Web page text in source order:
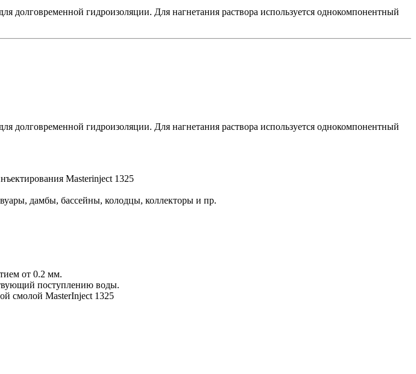
долговременной гидроизоляции. Для нагнетания раствора используется однокомпонентный
долговременной гидроизоляции. Для нагнетания раствора используется однокомпонентный
Masterinject 1325
дамбы, бассейны, колодцы, коллекторы и пр.
от 0.2 мм.
поступлению воды.
смолой MasterInject 1325